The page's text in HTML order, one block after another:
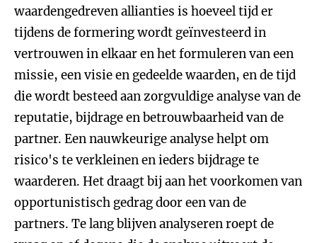
waardengedreven allianties is hoeveel tijd er
tijdens de formering wordt geïnvesteerd in
vertrouwen in elkaar en het formuleren van een
missie, een visie en gedeelde waarden, en de tijd
die wordt besteed aan zorgvuldige analyse van de
reputatie, bijdrage en betrouwbaarheid van de
partner. Een nauwkeurige analyse helpt om
risico's te verkleinen en ieders bijdrage te
waarderen. Het draagt bij aan het voorkomen van
opportunistisch gedrag door een van de
partners. Te lang blijven analyseren roept de